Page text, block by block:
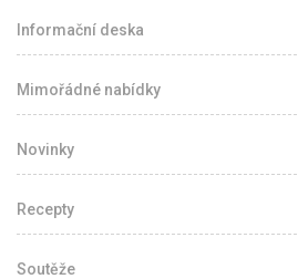
Informační deska
Mimořádné nabídky
Novinky
Recepty
Soutěže